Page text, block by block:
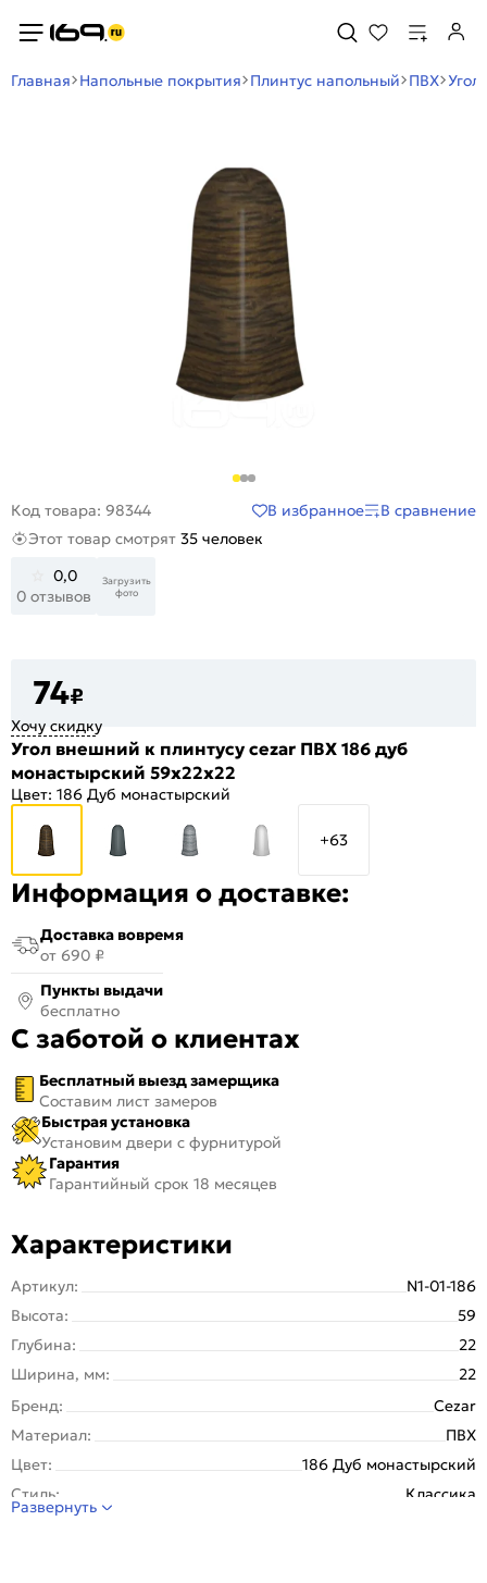
Главная Напольные покрытия Плинтус напольный ПВХ
Код товара: 98344 В избранное
В сравнение
Этот товар смотрят 35 человек
0,0
0 отзывов
Загрузить
фото
74₽
Хочу скидку
Угол внешний к плинтусу cezar ПВХ 186 дуб
монастырский 59x22x22
Цвет: 186 Дуб монастырский
+63
Информация о доставке:
Доставка вовремя
от 690 ₽
Пункты выдачи
бесплатно
С заботой о клиентах
Бесплатный выезд замерщика
Составим лист замеров
Быстрая установка
Установим двери с фурнитурой
Гарантия
Гарантийный срок 18 месяцев
Характеристики
Артикул:
N1-01-186
Высота:
59
Глубина:
22
Ширина, мм:
22
Бренд:
Cezar
Материал:
ПВХ
Цвет:
186 Дуб монастырский
Стиль:
Классика
Развернуть